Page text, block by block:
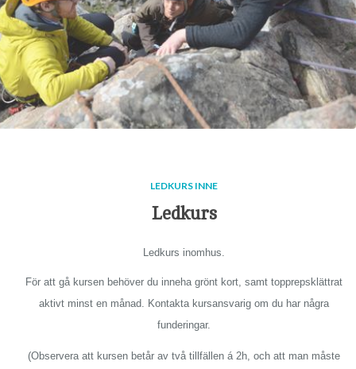
LEDKURS INNE
Ledkurs
Ledkurs inomhus.
För att gå kursen behöver du inneha grönt kort, samt topprepsklättrat
aktivt minst en månad. Kontakta kursansvarig om du har några
funderingar.
(Observera att kursen betår av två tillfällen á 2h, och att man måste